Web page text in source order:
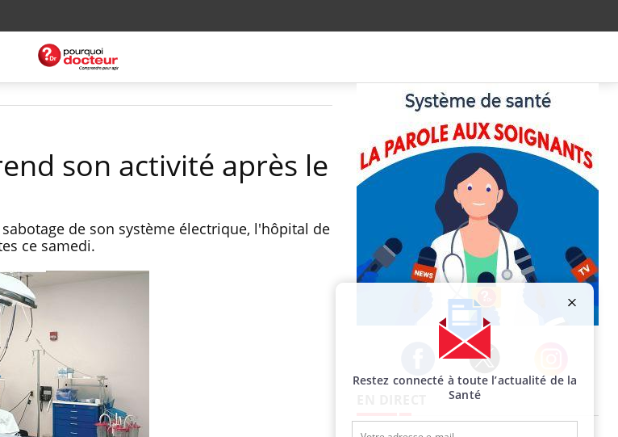
son activité après le
de son système électrique, l'hôpital de
ce samedi.
Facebook Twitter Instagram
Restez connecté à toute l’actualité de la
Santé